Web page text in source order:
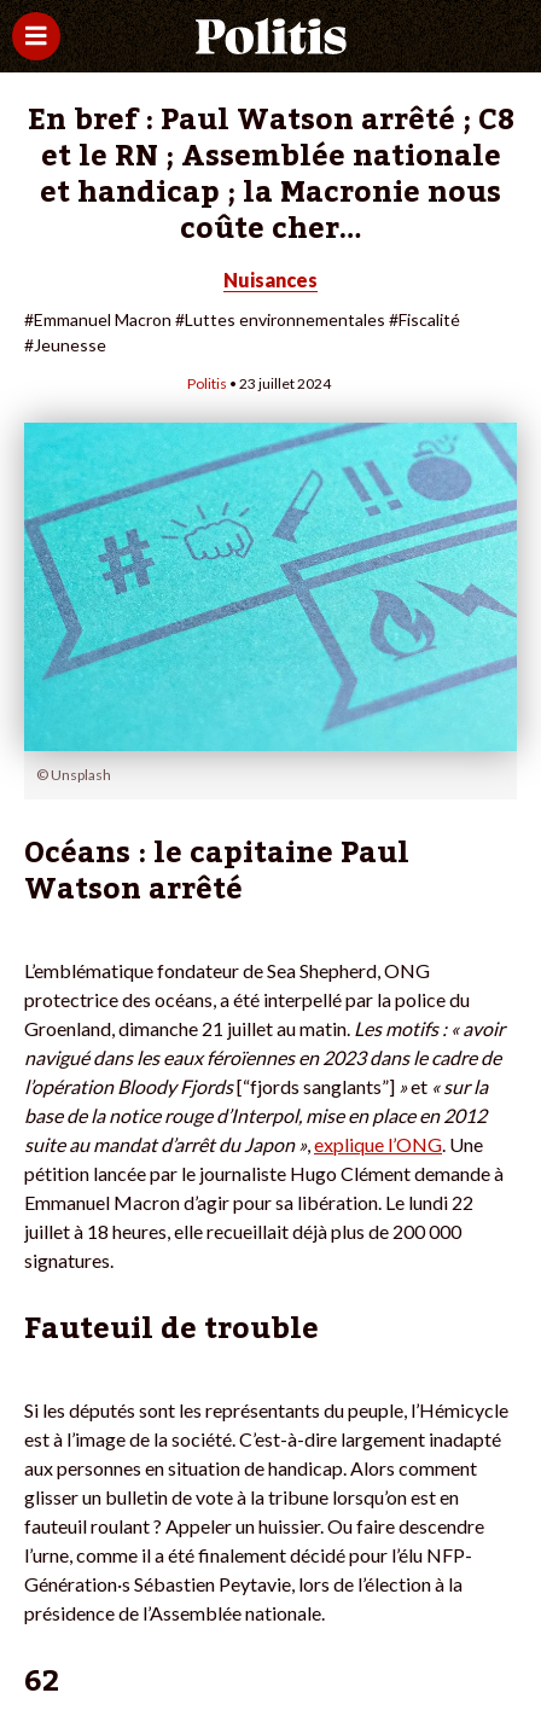
En bref : Paul Watson arrêté ; C8
et le RN ; Assemblée nationale
et handicap ; la Macronie nous
coûte cher…
Nuisances
#Emmanuel Macron #Luttes environnementales #Fiscalité
#Jeunesse
Politis • 23 juillet 2024
© Unsplash
Océans : le capitaine Paul
Watson arrêté
L’emblématique fondateur de Sea Shepherd, ONG
protectrice des océans, a été interpellé par la police du
Groenland, dimanche 21 juillet au matin. Les motifs : « avoir
navigué dans les eaux féroïennes en 2023 dans le cadre de
l’opération Bloody Fjords[“fjords sanglants”] »et « sur la
base de la notice rouge d’Interpol, mise en place en 2012
suite au mandat d’arrêt du Japon », explique l’ONG . Une
pétition lancée par le journaliste Hugo Clément demande à
Emmanuel Macron d’agir pour sa libération. Le lundi 22
juillet à 18 heures, elle recueillait déjà plus de 200 000
signatures.
Fauteuil de trouble
Si les députés sont les représentants du peuple, l’Hémicycle
est à l’image de la société. C’est-à-dire largement inadapté
aux personnes en situation de handicap. Alors comment
glisser un bulletin de vote à la tribune lorsqu’on est en
fauteuil roulant ? Appeler un huissier. Ou faire descendre
l’urne, comme il a été finalement décidé pour l’élu NFP-
Génération·s Sébastien Peytavie, lors de l’élection à la
présidence de l’Assemblée nationale.
62